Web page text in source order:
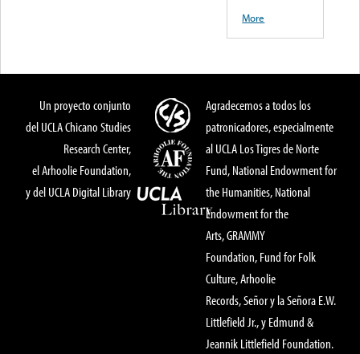
More
Un proyecto conjunto
del UCLA Chicano Studies
Research Center,
el Arhoolie Foundation,
y del UCLA Digital Library
Agradecemos a todos los
patronicadores, especialmente
al UCLA Los Tigres de Norte
Fund, National Endowment for
the Humanities, National
Endowment for the
Arts, GRAMMY
Foundation, Fund for Folk
Culture, Arhoolie
Records, Señor y la Señora E.W.
Littlefield Jr., y Edmund &
Jeannik Littlefield Foundation.